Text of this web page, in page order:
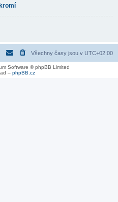
Všechny časy jsou v UTC+02:00
Software © phpBB Limited
– phpBB.cz